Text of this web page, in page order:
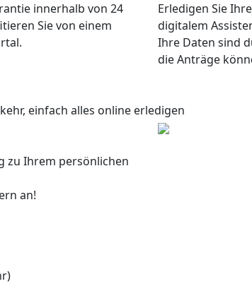
innerhalb von 24
Sie von einem
Erledigen Sie
digitalem
Ihre Daten sind
die Anträge
einfach alles online erledigen
zu Ihrem persönlichen
an!